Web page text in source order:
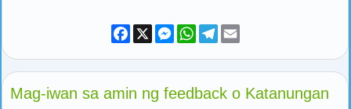
Facebook
X Messenger
WhatsApp
Telegram
Mag-iwan sa amin ng feedback o Katanungan